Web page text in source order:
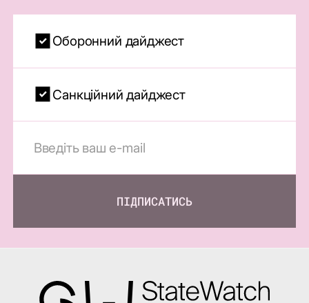
Оборонний дайджест
Санкційний дайджест
ПІДПИСАТИСЬ